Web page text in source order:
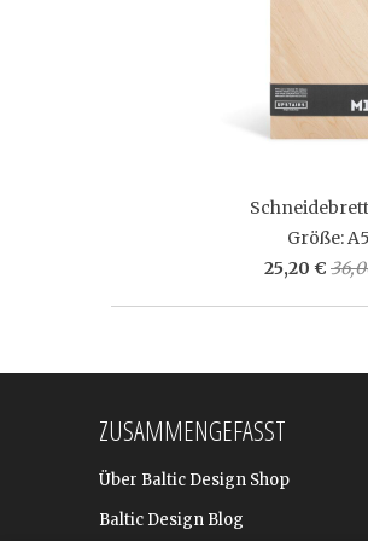
Größe: A5
25,20 €
ZUSAMMENGEFASST
Über Baltic Design Shop
Baltic Design Blog